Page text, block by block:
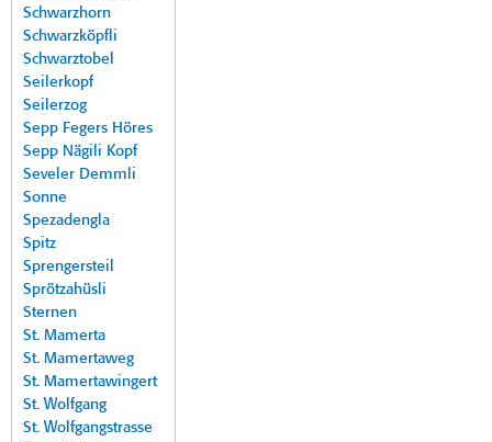
Schwarzhorn
Schwarzköpfli
Schwarztobel
Seilerkopf
Seilerzog
Sepp Fegers Höres
Sepp Nägili Kopf
Seveler Demmli
Sonne
Spezadengla
Spitz
Sprengersteil
Sprötzahüsli
Sternen
St. Mamerta
St. Mamertaweg
St. Mamertawingert
St. Wolfgang
St. Wolfgangstrasse